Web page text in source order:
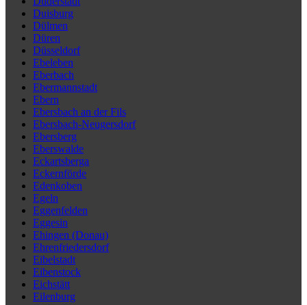
Duisburg
Dülmen
Düren
Düsseldorf
Ebeleben
Eberbach
Ebermannstadt
Ebern
Ebersbach an der Fils
Ebersbach-Neugersdorf
Ebersberg
Eberswalde
Eckartsberga
Eckernförde
Edenkoben
Egeln
Eggenfelden
Eggesin
Ehingen (Donau)
Ehrenfriedersdorf
Eibelstadt
Eibenstock
Eichstätt
Eilenburg